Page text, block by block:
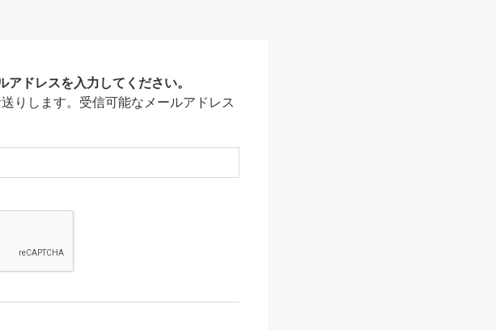
ドレスを入力してください。
りします。受信可能なメールアドレス